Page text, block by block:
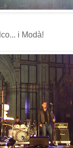
i Modà!